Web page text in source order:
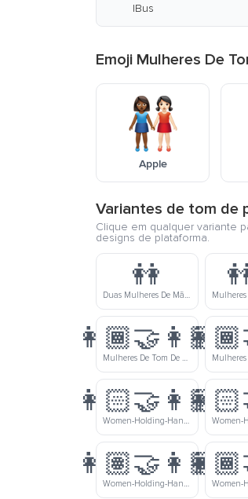
IBus
Emoji Mulheres De
Apple
Variantes de tom de
Clique em qualquer variante
designs de plataforma.
👭
Duas Mulheres De Mãos Dadas
👩🏾‍🤝‍👩🏼
Mulheres De Tom De Pele Meio Escura E De Tom De Pele Meio Clara Dando As Mãos
👩🏻‍🤝‍👩🏼
Women-Holding-Hands-Light-Skin-Tone-Medium-Light-Skin-Tone
👩🏽‍🤝‍👩🏿
Women-Holding-Hands-Medium-Skin-Tone-Dark-Skin-Tone